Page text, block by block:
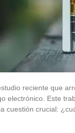
reciente que
electrónico. Este
cuestión crucial: